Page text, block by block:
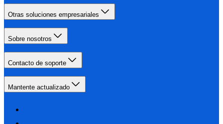
Otras soluciones empresariales
Sobre nosotros
Contacto de soporte
Mantente actualizado